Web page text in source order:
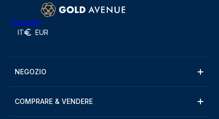
Trustpilot
IT EUR
NEGOZIO
COMPRARE & VENDERE